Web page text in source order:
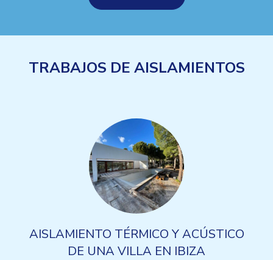
TRABAJOS DE AISLAMIENTOS
AISLAMIENTO TÉRMICO Y ACÚSTICO
DE UNA VILLA EN IBIZA